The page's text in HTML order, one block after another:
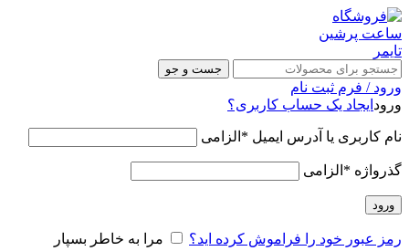
جست و جو
ورود / فرم ثبت نام
ورود ایجاد یک حساب کاربری؟
نام کاربری یا آدرس ایمیل * الزامی
گذرواژه * الزامی
ورود
رمز عبور خود را فراموش کرده اید؟ مرا به خاطر بسپار